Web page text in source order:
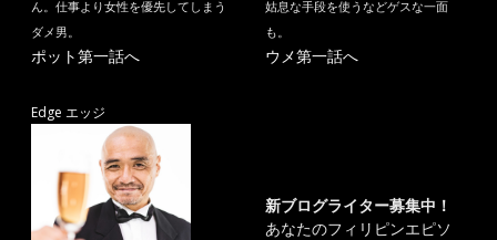
ん。仕事より女性を優先してしまう
ダメ男。
ポット第一話へ
姑息な手段を使うなどゲスな一面
も。
ウメ第一話へ
Edge エッジ
新ブログライター募集中！
あなたのフィリピンエピソ